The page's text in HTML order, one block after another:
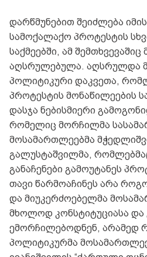
დარწმუნებით შეიძლება
სამოქალაქო პროტესტის
საქმეებში, ამ
აღსრულებულა. აღსრულდა
პოლიტიკური დაკვეთა,
პროტესტის მონაწილეების
დასჯა ნებისმიერი
რომელიც მორჩილმა
მოსამართლეებმა
გალუსტაშვილმა,
განაჩენები გამოუტანეს
თავი წარმოაჩინეს არა
და მიუკერძოებელმა
მხოლოდ კონსტიტუციასა და
ემორჩილებოდნენ, არამედ
პოლიტიკურმა